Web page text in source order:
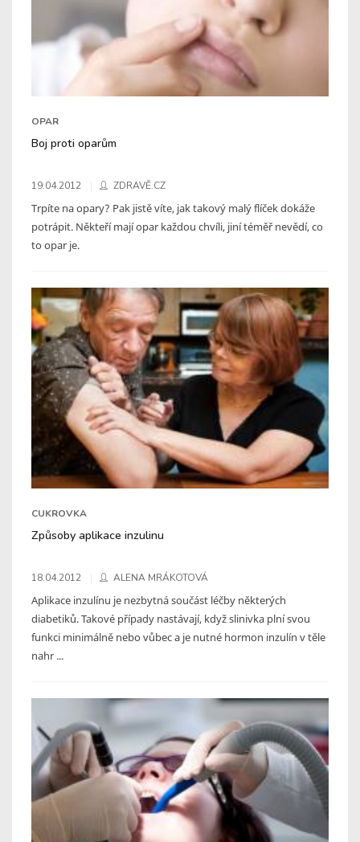
OPAR
Boj proti oparům
19.04.2012 ZDRAVĚ.CZ
Trpíte na opary? Pak jistě víte, jak takový malý flíček dokáže
potrápit. Někteří mají opar každou chvíli, jiní téměř nevědí, co
to opar je.
CUKROVKA
Způsoby aplikace inzulinu
18.04.2012 ALENA MRÁKOTOVÁ
Aplikace inzulínu je nezbytná součást léčby některých
diabetiků. Takové případy nastávají, když slinivka plní svou
funkci minimálně nebo vůbec a je nutné hormon inzulín v těle
nahr ...